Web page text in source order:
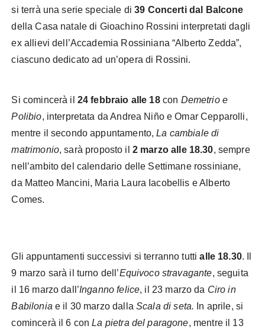
si terrà una serie speciale di39 Concerti dal Balcone
della Casa natale di Gioachino Rossini interpretati dagli
ex allievi dell’Accademia Rossiniana “Alberto Zedda”,
ciascuno dedicato ad un’opera di Rossini.
Si comincerà il 24 febbraio alle 18con Demetrio e
Polibio, interpretata da Andrea Niño e Omar Cepparolli,
mentre il secondo appuntamento,La cambiale di
matrimonio, sarà proposto il 2 marzo alle 18.30, sempre
nell’ambito del calendario delle Settimane rossiniane,
da Matteo Mancini, Maria Laura Iacobellis e Alberto
Comes.
Gli appuntamenti successivi si terranno tuttialle 18.30. Il
9 marzo sarà il turno dell’Equivoco stravagante, seguita
il 16 marzo dall’Inganno felice, il 23 marzo da Ciro in
Babilonia e il 30 marzo dalla Scala di seta. In aprile, si
comincerà il 6 conLa pietra del paragone, mentre il 13